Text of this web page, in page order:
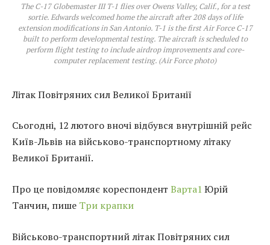
The C-17 Globemaster III T-1 flies over Owens Valley, Calif., for a test
sortie. Edwards welcomed home the aircraft after 208 days of life
extension modifications in San Antonio. T-1 is the first Air Force C-17
built to perform developmental testing. The aircraft is scheduled to
perform flight testing to include airdrop improvements and core-
computer replacement testing. (Air Force photo)
Літак Повітряних сил Великої Британії
Сьогодні, 12 лютого вночі відбувся внутрішній рейс
Київ-Львів на військово-транспортному літаку
Великої Британії.
Про це повідомляє кореспондент Варта1 Юрій
Танчин, пише Три крапки
Військово-транспортний літак Повітряних сил